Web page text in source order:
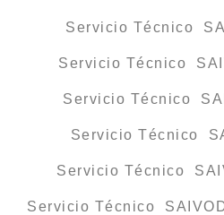
Servicio Técnico
Servicio Técnico
Servicio Técnico
Servicio Técnico
Servicio Técnico
Servicio Técnico